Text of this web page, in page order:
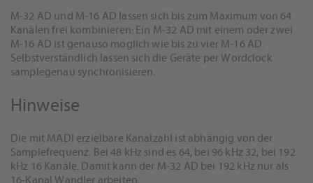
M-32 AD und M-16 AD lassen sich bis zum Maximum von 64
Kanälen frei kombinieren: Ein M-32 AD mit einem oder zwei
M-16 AD ist genauso möglich wie bis zu vier M-16 AD.
Selbstverständlich lassen sich die Geräte per Wordclock
samplegenau synchronisieren.
Hinweise
Die mit MADI erzielbare Kanalzahl ist abhängig von der
Samplefrequenz. Bei 48 kHz sind es 64, bei 96 kHz 32, bei 192
kHz 16 Kanäle. Damit kann der M-32 AD bei 192 kHz nur als
16-Kanal Wandler arbeiten.